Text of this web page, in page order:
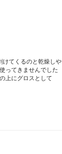
けてくるのと乾燥しや
ってきませんでした
上にグロスとして